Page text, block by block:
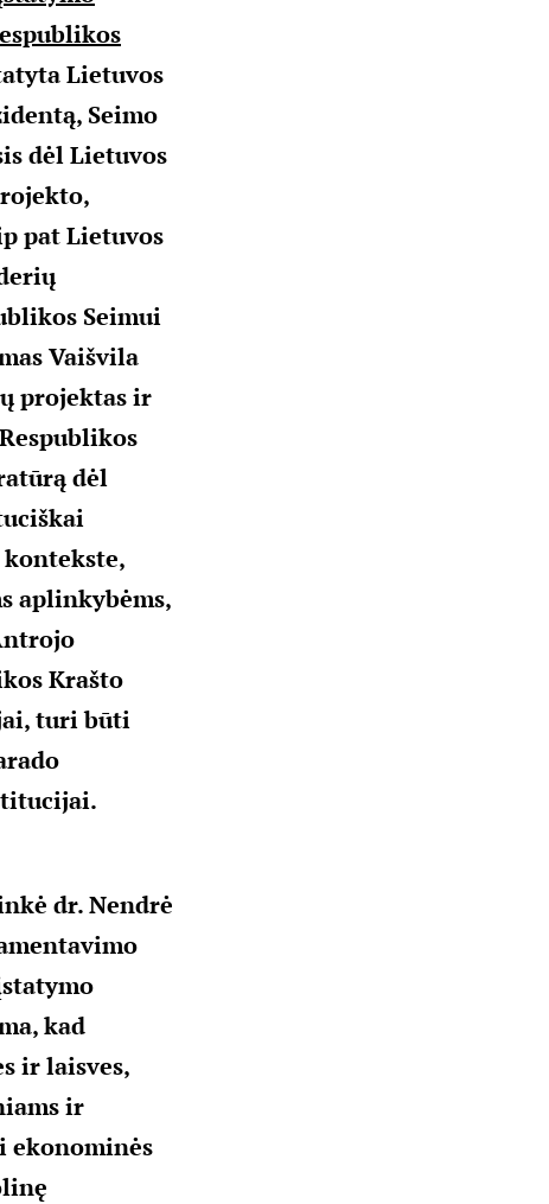
Lietuvos
Seimo
dėl Lietuvos
pat Lietuvos
Seimui
Vaišvila
projektas ir
dėl
aplinkybėms,
Krašto
turi būti
dr. Nendrė
kad
ir laisves,
ir
ekonominės